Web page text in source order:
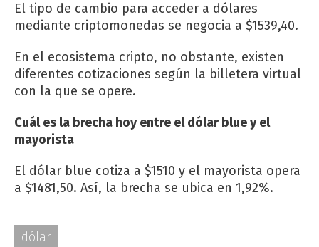
El tipo de cambio para acceder a dólares
mediante criptomonedas se negocia a $1539,40.
En el ecosistema cripto, no obstante, existen
diferentes cotizaciones según la billetera virtual
con la que se opere.
Cuál es la brecha hoy entre el dólar blue y el
mayorista
El dólar blue cotiza a $1510 y el mayorista opera
a $1481,50. Así, la brecha se ubica en 1,92%.
dólar